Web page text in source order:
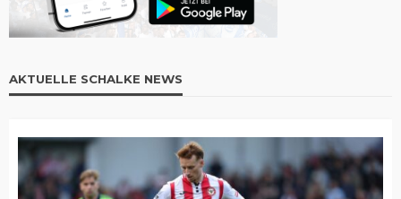
AKTUELLE SCHALKE NEWS